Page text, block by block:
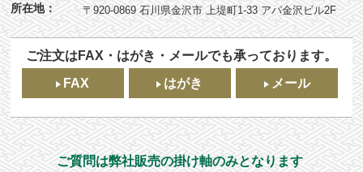
所在地：
〒920-0869 石川県金沢市 上堤町1-33 アパ金沢ビル2F
ご注文はFAX・はがき・メールでも承っております。
FAX
はがき メール
ご質問は弊社販売の掛け軸のみとなります